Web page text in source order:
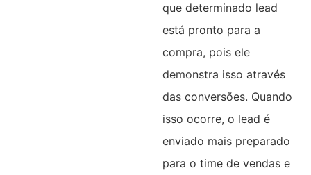
que determinado lead
está pronto para a
compra, pois ele
demonstra isso através
das conversões. Quando
isso ocorre, o lead é
enviado mais preparado
para o time de vendas e